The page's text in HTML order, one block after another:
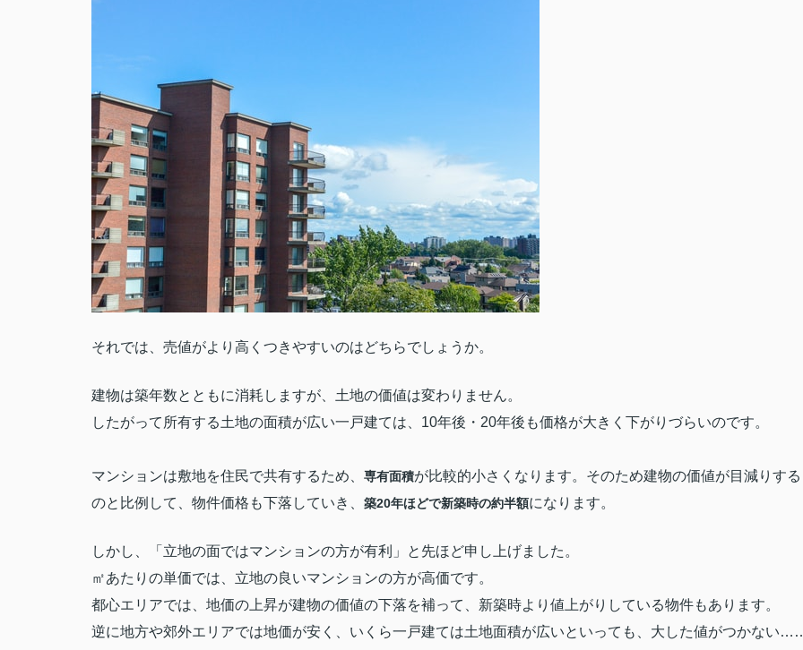
それでは、売値がより高くつきやすいのはどちらでしょうか。
建物は築年数とともに消耗しますが、土地の価値は変わりません。
したがって所有する土地の面積が広い一戸建ては、10年後・20年後も価格が大きく下がりづらいのです。
マンションは敷地を住民で共有するため、 専有面積が比較的小さくなります。そのため建物の価値が目減りする
のと比例して、物件価格も下落していき、 築20年ほどで新築時の約半額になります。
しかし、「立地の面ではマンションの方が有利」と先ほど申し上げました。
㎡あたりの単価では、立地の良いマンションの方が高価です。
都心エリアでは、地価の上昇が建物の価値の下落を補って、新築時より値上がりしている物件もあります。
逆に地方や郊外エリアでは地価が安く、いくら一戸建ては土地面積が広いといっても、大した値がつかない